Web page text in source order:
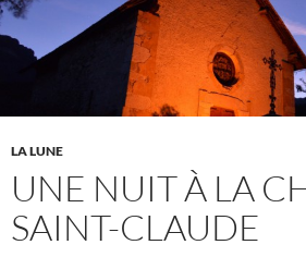
LA LUNE
UNE NUIT À LA
SAINT-CLAUDE